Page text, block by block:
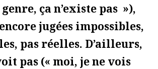
ça n’existe pas »),
encorejugées impossibles,
pas réelles. D’ailleurs,
pas (« moi, je ne vois